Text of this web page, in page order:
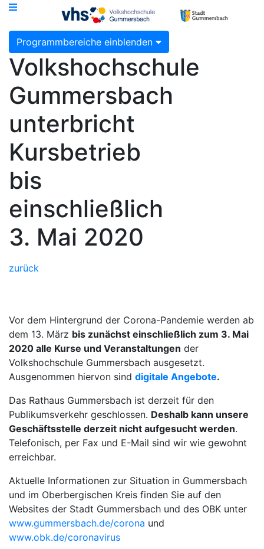
Programmbereiche einblenden
Volkshochschule
Gummersbach
unterbricht
Kursbetrieb
bis
einschließlich
3. Mai 2020
zurück
Vor dem Hintergrund der Corona-Pandemie werden ab
dem 13. März bis zunächst einschließlich zum 3. Mai
2020 alle Kurse und Veranstaltungen der
Volkshochschule Gummersbach ausgesetzt.
Ausgenommen hiervon sind digitale Angebote.
Das Rathaus Gummersbach ist derzeit für den
Publikumsverkehr geschlossen. Deshalb kann unsere
Geschäftsstelle derzeit nicht aufgesucht werden.
Telefonisch, per Fax und E-Mail sind wir wie gewohnt
erreichbar.
Aktuelle Informationen zur Situation in Gummersbach
und im Oberbergischen Kreis finden Sie auf den
Websites der Stadt Gummersbach und des OBK unter
www.gummersbach.de/corona und
www.obk.de/coronavirus